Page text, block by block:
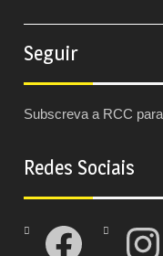
Seguir
Subscreva a RCC
Redes Sociais
Facebook